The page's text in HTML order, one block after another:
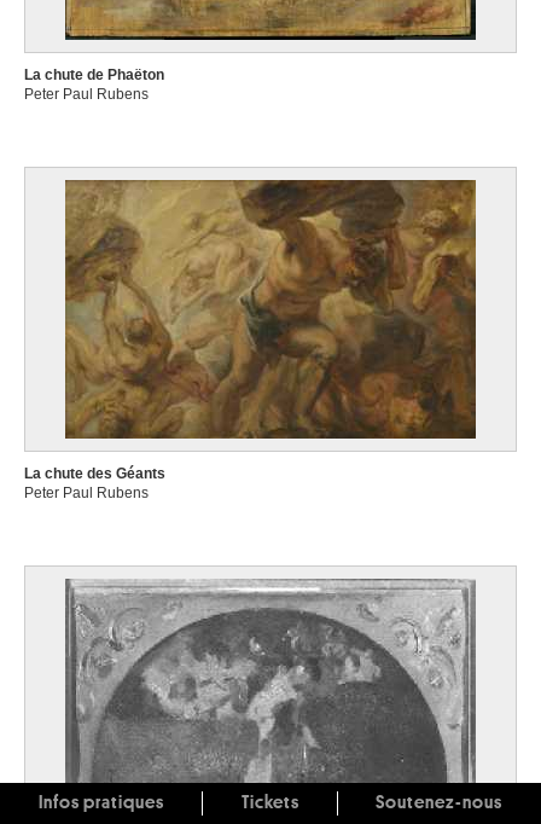
La chute de Phaëton
Peter Paul Rubens
La chute des Géants
Peter Paul Rubens
Infos pratiques Tickets Soutenez-nous